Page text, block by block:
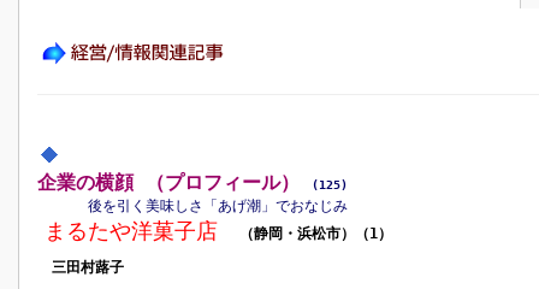
企業の横顔 （プロフィール） (125)
後を引く美味しさ「あげ潮」でおなじみ
まるたや洋菓子店
（静岡・浜松市）（1）
三田村蕗子